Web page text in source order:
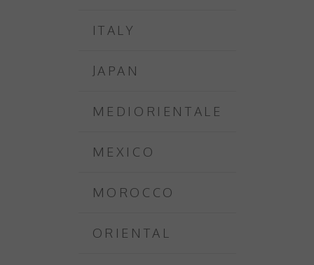
ITALY
JAPAN
MEDIORIENTALE
MEXICO
MOROCCO
ORIENTAL